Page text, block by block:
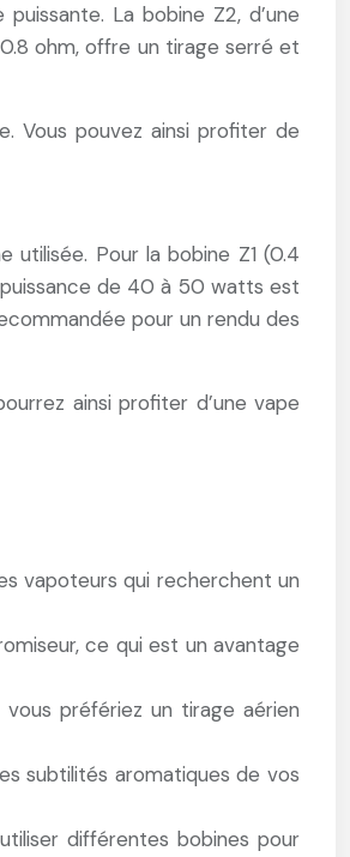
La bobine Z2, d’une
ohm, offre un tirage serré et
Vous pouvez ainsi profiter de
Pour la bobine Z1 (0.4
de 40 à 50 watts est
pour un rendu des
ainsi profiter d’une vape
vapoteurs qui recherchent un
ce qui est un avantage
préfériez un tirage aérien
subtilités aromatiques de vos
différentes bobines pour